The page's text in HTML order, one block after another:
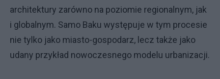
architektury zarówno na poziomie regionalnym, jak
i globalnym. Samo Baku występuje w tym procesie
nie tylko jako miasto-gospodarz, lecz także jako
udany przykład nowoczesnego modelu urbanizacji.